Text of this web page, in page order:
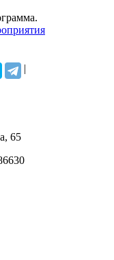
|
65